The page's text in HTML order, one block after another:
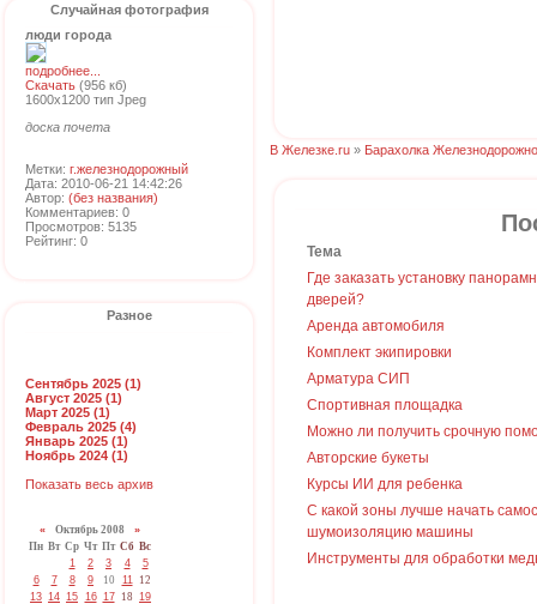
Случайная фотография
люди города
подробнее...
Скачать (956 кб)
1600x1200 тип Jpeg
доска почета
Метки: г.железнодорожный
Дата: 2010-06-21 14:42:26
Автор: (без названия)
Комментариев: 0
Просмотров: 5135
Рейтинг: 0
Разное
Сентябрь 2025 (1)
Август 2025 (1)
Март 2025 (1)
Февраль 2025 (4)
Январь 2025 (1)
Ноябрь 2024 (1)
Показать весь архив
« Октябрь 2008 »
Пн Вт Ср Чт Пт Сб Вс
1
2 3 4
5
6
7 8 9 10 11
12
13 14 15 16 17 18 19
В Железке.ru » Барахолка
Тема
Где заказать установку
дверей?
Аренда автомобиля
Комплект экипировки
Арматура СИП
Спортивная площадка
Можно ли получить срочную
Авторские букеты
Курсы ИИ для ребенка
С какой зоны лучше начать
шумоизоляцию машины
Инструменты для обработки